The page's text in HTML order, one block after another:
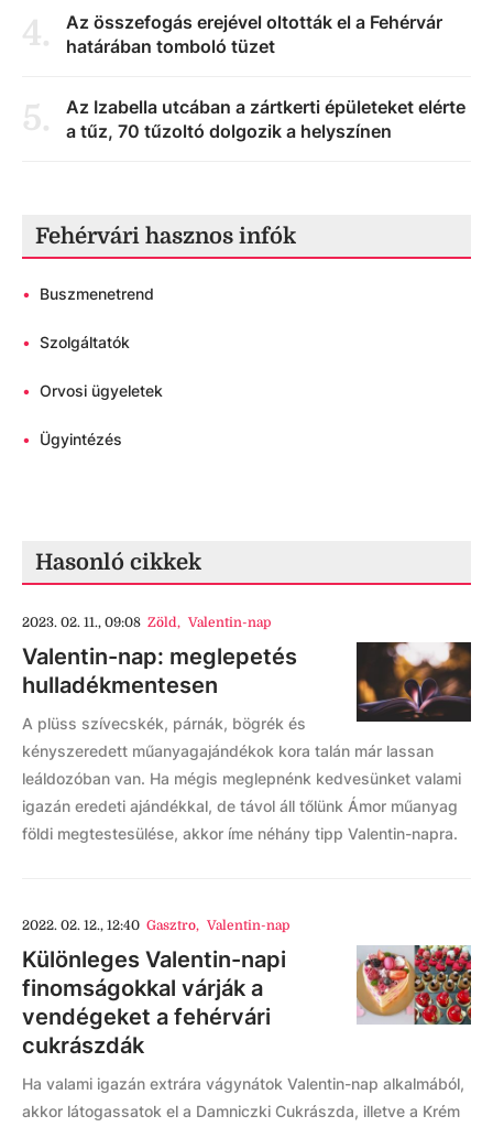
4.
Az összefogás erejével oltották el a Fehérvár
határában tomboló tüzet
5.
Az Izabella utcában a zártkerti épületeket elérte
a tűz, 70 tűzoltó dolgozik a helyszínen
Fehérvári hasznos infók
• Buszmenetrend
• Szolgáltatók
• Orvosi ügyeletek
• Ügyintézés
Hasonló cikkek
2023. 02. 11., 09:08 Zöld, Valentin-nap
Valentin-nap: meglepetés
hulladékmentesen
A plüss szívecskék, párnák, bögrék és
kényszeredett műanyagajándékok kora talán már lassan
leáldozóban van. Ha mégis meglepnénk kedvesünket valami
igazán eredeti ajándékkal, de távol áll tőlünk Ámor műanyag
földi megtestesülése, akkor íme néhány tipp Valentin-napra.
2022. 02. 12., 12:40 Gasztro, Valentin-nap
Különleges Valentin-napi
finomságokkal várják a
vendégeket a fehérvári
cukrászdák
Ha valami igazán extrára vágynátok Valentin-nap alkalmából,
akkor látogassatok el a Damniczki Cukrászda, illetve a Krém